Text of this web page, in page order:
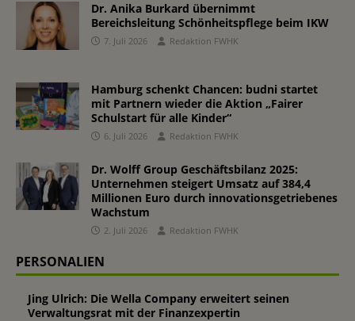
Dr. Anika Burkard übernimmt
Bereichsleitung Schönheitspflege beim IKW
7. Juli 2026 Redaktion FWHK
Hamburg schenkt Chancen: budni startet
mit Partnern wieder die Aktion „Fairer
Schulstart für alle Kinder“
6. Juli 2026 Redaktion FWHK
Dr. Wolff Group Geschäftsbilanz 2025:
Unternehmen steigert Umsatz auf 384,4
Millionen Euro durch innovationsgetriebenes
Wachstum
2. Juli 2026 Redaktion FWHK
PERSONALIEN
Jing Ulrich: Die Wella Company erweitert seinen
Verwaltungsrat mit der Finanzexpertin